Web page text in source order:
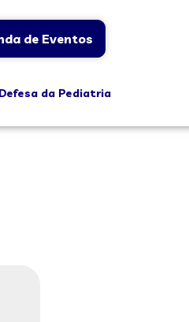
de Eventos
Defesa da Pediatria